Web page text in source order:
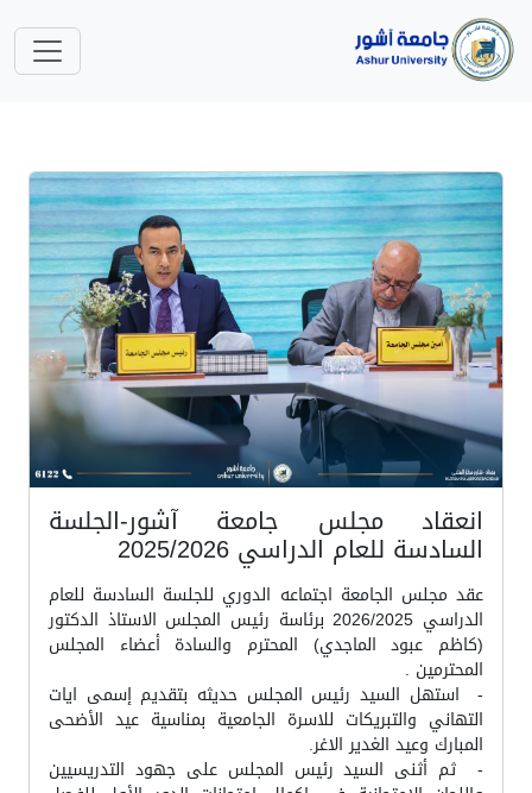
انعقاد مجلس جامعة آشور-الجلسة
السادسة للعام الدراسي 2025/2026
عقد مجلس الجامعة اجتماعه الدوري للجلسة السادسة للعام
الدراسي 2026/2025 برئاسة رئيس المجلس الاستاذ الدكتور
(كاظم عبود الماجدي) المحترم والسادة أعضاء المجلس
المحترمين .
- استهل السيد رئيس المجلس حديثه بتقديم إسمى ايات
التهاني والتبريكات للاسرة الجامعية بمناسية عيد الأضحى
المبارك وعيد الغدير الاغر.
- ثم أثنى السيد رئيس المجلس على جهود التدريسيين